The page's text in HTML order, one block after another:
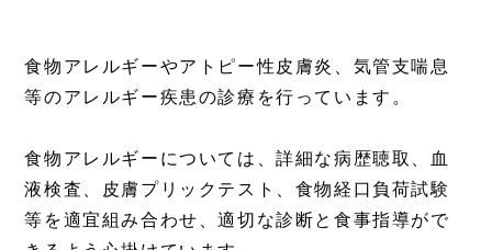
食物アレルギーやアトピー性皮膚炎、気管支喘息
等のアレルギー疾患の診療を行っています。
食物アレルギーについては、詳細な病歴聴取、血
液検査、皮膚プリックテスト、食物経口負荷試験
等を適宜組み合わせ、適切な診断と食事指導がで